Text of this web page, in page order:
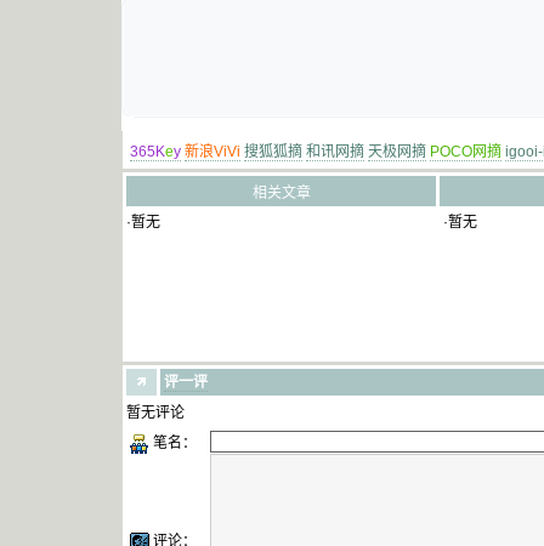
365Key 新浪ViVi 搜狐狐摘 和讯网摘 天极网摘 POCO网摘
相关文章
·暂无
·暂无
评一评
暂无评论
笔名：
评论：